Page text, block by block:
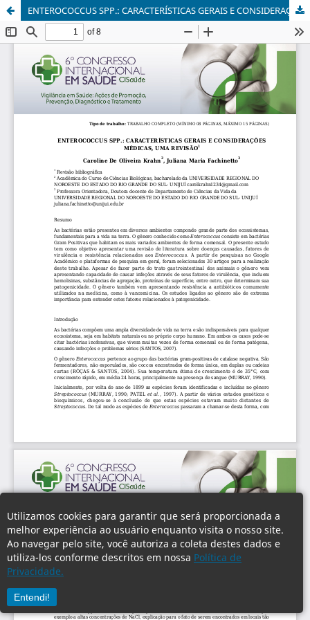
Utilizamos cookies para garantir que será proporcionada a
melhor experiência ao usuário enquanto visita o nosso site.
Ao navegar pelo site, você autoriza a coleta destes dados e
utiliza-los conforme descritos em nossa Política de
Privacidade.
Entendi!
ENTEROCOCCUS SPP.: CARACTERÍSTICAS GERAIS E CONSIDERAÇÕES MÉDICAS, UMA REVISÃO